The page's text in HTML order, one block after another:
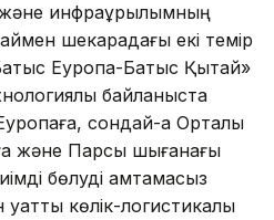
инфрақұрылымның
шекарадағы екі темір
Еуропа-Батыс Қытай»
байланыста
сондай-ақ Орталық
және Парсы шығанағы
бөлуді қамтамасыз
көлік-логистикалық